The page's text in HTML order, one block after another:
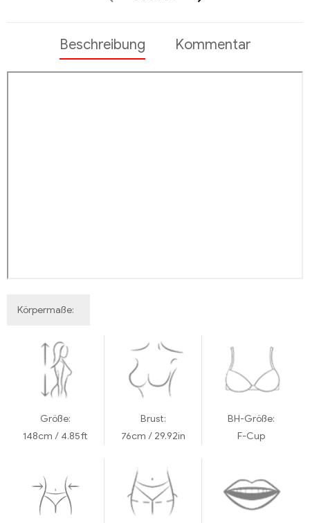
Beschreibung Kommentar
Körpermaße:
Größe:
148cm / 4.85ft
Brust:
76cm / 29.92in
BH-Größe:
F-Cup